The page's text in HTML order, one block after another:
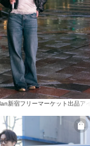
# vintage
新宿フリーマーケット出品ア